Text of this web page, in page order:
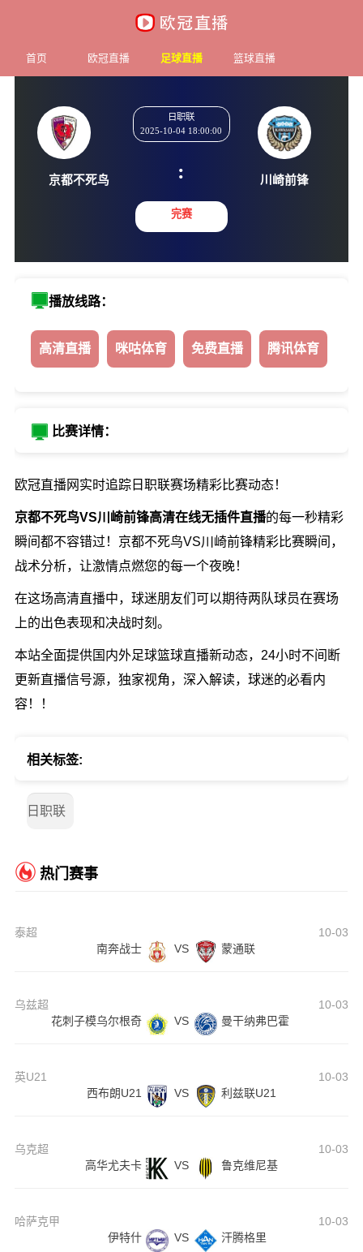
首页 欧冠直播 足球直播 篮球直播
日职联
2025-10-04 18:00:00
:
完赛
播放线路：
高清直播 咪咕体育 免费直播 腾讯体育
比赛详情：
欧冠直播网实时追踪日职联赛场精彩比赛动态！
京都不死鸟VS川崎前锋高清在线无插件直播的每一秒精彩
瞬间都不容错过！京都不死鸟VS川崎前锋精彩比赛瞬间，
战术分析，让激情点燃您的每一个夜晚！
在这场高清直播中，球迷朋友们可以期待两队球员在赛场
上的出色表现和决战时刻。
本站全面提供国内外足球篮球直播新动态，24小时不间断
更新直播信号源，独家视角，深入解读，球迷的必看内
容！！
相关标签:
日职联
热门赛事
泰超
10-03
南奔战士
VS 蒙通联
乌兹超
10-03
花刺子模乌尔根奇
VS 曼干纳弗巴霍
英U21
10-03
西布朗U21
VS 利兹联U21
乌克超
10-03
高华尤夫卡
VS 鲁克维尼基
哈萨克甲
10-03
伊特什
VS 汗腾格里